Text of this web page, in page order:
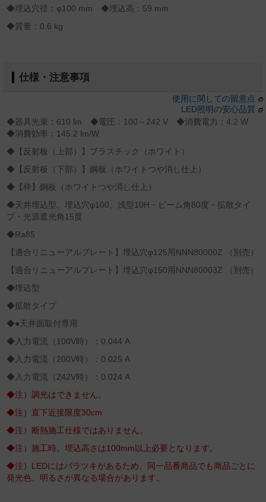
◆埋込穴径：φ100 mm ◆埋込高：59 mm
◆質量：0.6 kg
仕様・注意事項
使用に関しての留意点
LED照明の安心品質
◆器具光束：610 lm ◆電圧：100～242 V ◆消費電力：4.2 W
◆消費効率：145.2 lm/W
◆【反射板（上部）】プラスチック（ホワイト）
◆【反射板（下部）】鋼板（ホワイトつや消し仕上）
◆【枠】鋼板（ホワイトつや消し仕上）
◆天井埋込型、埋込穴φ100、浅型10H・ビーム角80度・拡散タイ
プ・光源遮光角15度
◆Ra85
【適合リニューアルプレート】埋込穴φ125用NNN80000Z （別売）
【適合リニューアルプレート】埋込穴φ150用NNN80003Z （別売）
◆埋込型
◆拡散タイプ
◆●天井面取付専用
◆入力電流（100V時）：0.044 A
◆入力電流（200V時）：0.025 A
◆入力電流（242V時）：0.024 A
◆注）調光はできません。
◆注）直下近接限度30cm
◆注）断熱施工仕様ではありません。
◆注）施工時、埋込高さは100mm以上必要となります。
◆注）LEDにはバラツキがあるため、同一品番商品でも商品ごとに
発光色、明るさが異なる場合があります。